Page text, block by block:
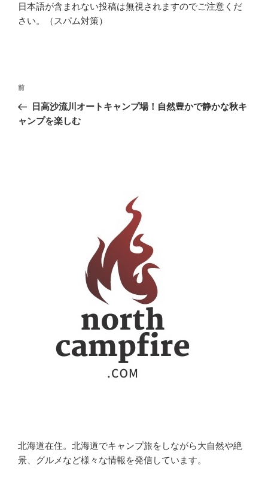
日本語が含まれない投稿は無視されますのでご注意くだ
さい。（スパム対策）
投
ナ
前
の
投
前
日高沙流川オートキャンプ場！自然豊かで静かな秋キ
ャンプを楽しむ
北海道在住。北海道でキャンプ旅をしながら大自然や絶
景、グルメなど様々な情報を発信しています。